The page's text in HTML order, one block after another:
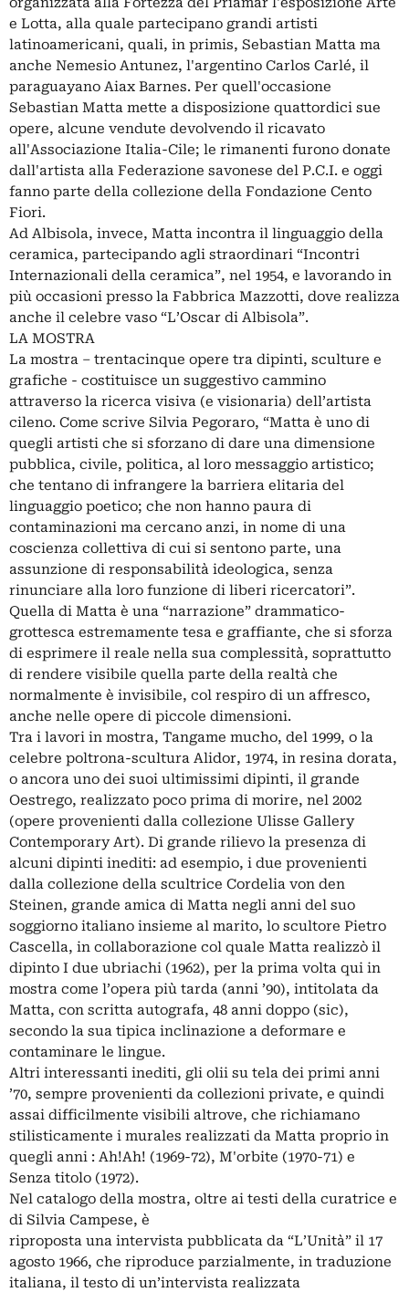
e Lotta, alla quale partecipano grandi artisti
latinoamericani, quali, in primis, Sebastian Matta ma
anche Nemesio Antunez, l'argentino Carlos Carlé, il
paraguayano Aiax Barnes. Per quell'occasione
Sebastian Matta mette a disposizione quattordici sue
opere, alcune vendute devolvendo il ricavato
all'Associazione Italia-Cile; le rimanenti furono donate
dall'artista alla Federazione savonese del P.C.I. e oggi
fanno parte della collezione della Fondazione Cento
Fiori.
Ad Albisola, invece, Matta incontra il linguaggio della
ceramica, partecipando agli straordinari “Incontri
Internazionali della ceramica”, nel 1954, e lavorando in
più occasioni presso la Fabbrica Mazzotti, dove realizza
anche il celebre vaso “L’Oscar di Albisola”.
LA MOSTRA
La mostra – trentacinque opere tra dipinti, sculture e
grafiche - costituisce un suggestivo cammino
attraverso la ricerca visiva (e visionaria) dell’artista
cileno. Come scrive Silvia Pegoraro, “Matta è uno di
quegli artisti che si sforzano di dare una dimensione
pubblica, civile, politica, al loro messaggio artistico;
che tentano di infrangere la barriera elitaria del
linguaggio poetico; che non hanno paura di
contaminazioni ma cercano anzi, in nome di una
coscienza collettiva di cui si sentono parte, una
assunzione di responsabilità ideologica, senza
rinunciare alla loro funzione di liberi ricercatori”.
Quella di Matta è una “narrazione” drammatico-
grottesca estremamente tesa e graffiante, che si sforza
di esprimere il reale nella sua complessità, soprattutto
di rendere visibile quella parte della realtà che
normalmente è invisibile, col respiro di un affresco,
anche nelle opere di piccole dimensioni.
Tra i lavori in mostra, Tangame mucho, del 1999, o la
celebre poltrona-scultura Alidor, 1974, in resina dorata,
o ancora uno dei suoi ultimissimi dipinti, il grande
Oestrego, realizzato poco prima di morire, nel 2002
(opere provenienti dalla collezione Ulisse Gallery
Contemporary Art). Di grande rilievo la presenza di
alcuni dipinti inediti: ad esempio, i due provenienti
dalla collezione della scultrice Cordelia von den
Steinen, grande amica di Matta negli anni del suo
soggiorno italiano insieme al marito, lo scultore Pietro
Cascella, in collaborazione col quale Matta realizzò il
dipinto I due ubriachi (1962), per la prima volta qui in
mostra come l’opera più tarda (anni ’90), intitolata da
Matta, con scritta autografa, 48 anni doppo (sic),
secondo la sua tipica inclinazione a deformare e
contaminare le lingue.
Altri interessanti inediti, gli olii su tela dei primi anni
’70, sempre provenienti da collezioni private, e quindi
assai difficilmente visibili altrove, che richiamano
stilisticamente i murales realizzati da Matta proprio in
quegli anni : Ah!Ah! (1969-72), M'orbite (1970-71) e
Senza titolo (1972).
Nel catalogo della mostra, oltre ai testi della curatrice e
di Silvia Campese, è
riproposta una intervista pubblicata da “L’Unità” il 17
agosto 1966, che riproduce parzialmente, in traduzione
italiana, il testo di un’intervista realizzata